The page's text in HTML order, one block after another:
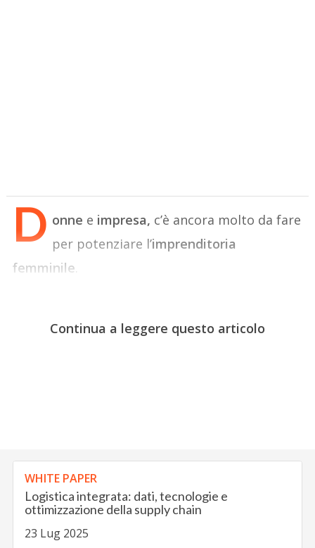
D onne e impresa, c’è ancora molto da fare
per potenziare l’imprenditoria
femminile.
Continua a leggere questo articolo
WHITE PAPER
Logistica integrata: dati, tecnologie e
ottimizzazione della supply chain
23 Lug 2025